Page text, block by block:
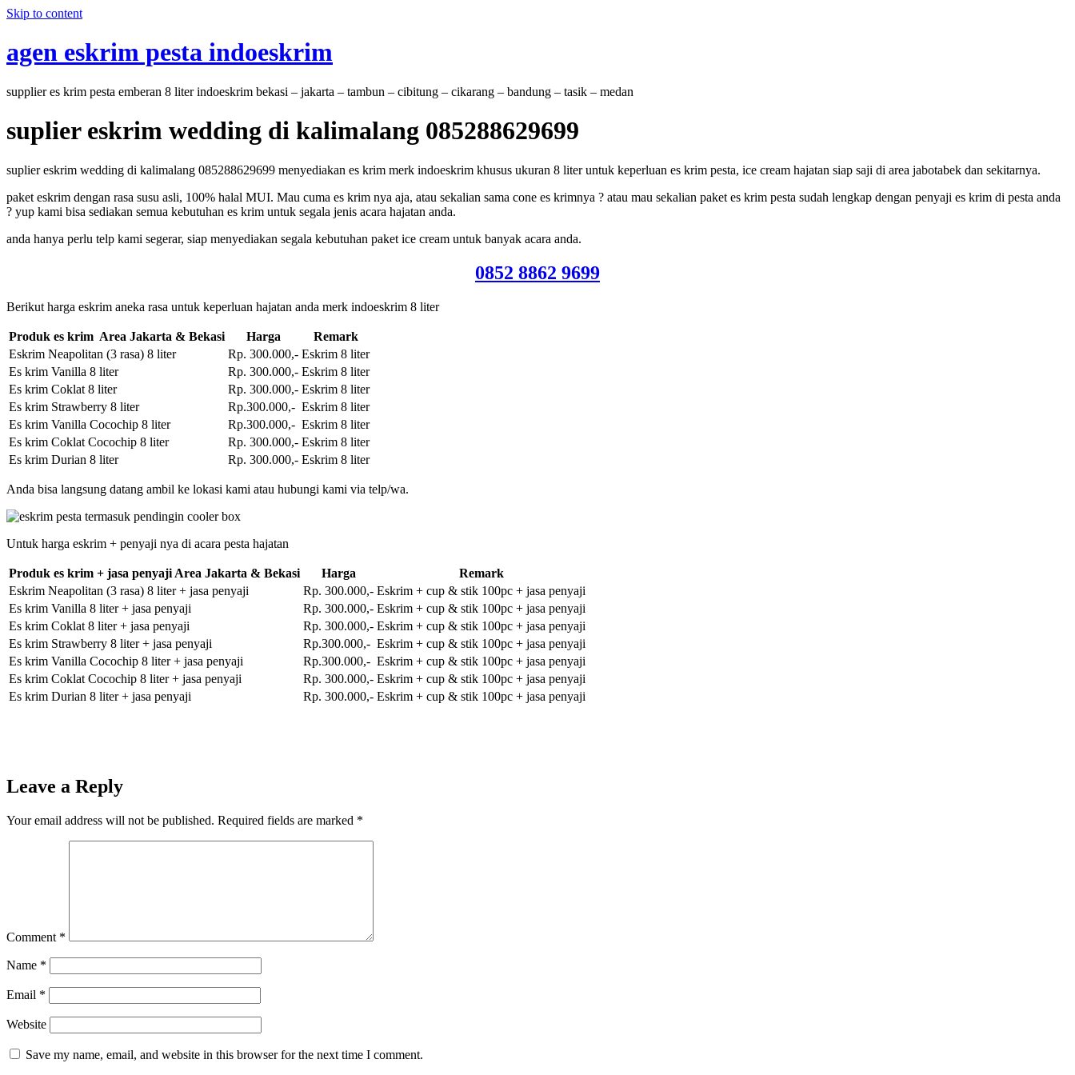
Skip to content
agen eskrim pesta indoeskrim
supplier es krim pesta emberan 8 liter indoeskrim bekasi – jakarta – tambun – cibitung – cikarang – bandung – tasik – medan
suplier eskrim wedding di kalimalang 085288629699
suplier eskrim wedding di kalimalang 085288629699 menyediakan es krim merk indoeskrim khusus ukuran 8 liter untuk keperluan es krim pesta, ice cream hajatan siap saji di area jabotabek dan sekitarnya.
paket eskrim dengan rasa susu asli, 100% halal MUI. Mau cuma es krim nya aja, atau sekalian sama cone es krimnya ? atau mau sekalian paket es krim pesta sudah lengkap dengan penyaji es krim di pesta anda
? yup kami bisa sediakan semua kebutuhan es krim untuk segala jenis acara hajatan anda.
anda hanya perlu telp kami segerar, siap menyediakan segala kebutuhan paket ice cream untuk banyak acara anda.
0852 8862 9699
Berikut harga eskrim aneka rasa untuk keperluan hajatan anda merk indoeskrim 8 liter
Produk es krim Area Jakarta & Bekasi Harga
Remark
Eskrim Neapolitan (3 rasa) 8 liter
Rp. 300.000,- Eskrim 8 liter
Es krim Vanilla 8 liter
Rp. 300.000,- Eskrim 8 liter
Es krim Coklat 8 liter
Rp. 300.000,- Eskrim 8 liter
Es krim Strawberry 8 liter
Rp.300.000,- Eskrim 8 liter
Es krim Vanilla Cocochip 8 liter
Rp.300.000,- Eskrim 8 liter
Es krim Coklat Cocochip 8 liter
Rp. 300.000,- Eskrim 8 liter
Es krim Durian 8 liter
Rp. 300.000,- Eskrim 8 liter
Anda bisa langsung datang ambil ke lokasi kami atau hubungi kami via telp/wa.
Untuk harga eskrim + penyaji nya di acara pesta hajatan
Produk es krim + jasa penyaji Area Jakarta & Bekasi Harga
Remark
Eskrim Neapolitan (3 rasa) 8 liter + jasa penyaji
Rp. 300.000,- Eskrim + cup & stik 100pc + jasa penyaji
Es krim Vanilla 8 liter + jasa penyaji
Rp. 300.000,- Eskrim + cup & stik 100pc + jasa penyaji
Es krim Coklat 8 liter + jasa penyaji
Rp. 300.000,- Eskrim + cup & stik 100pc + jasa penyaji
Es krim Strawberry 8 liter + jasa penyaji
Rp.300.000,- Eskrim + cup & stik 100pc + jasa penyaji
Es krim Vanilla Cocochip 8 liter + jasa penyaji
Rp.300.000,- Eskrim + cup & stik 100pc + jasa penyaji
Es krim Coklat Cocochip 8 liter + jasa penyaji
Rp. 300.000,- Eskrim + cup & stik 100pc + jasa penyaji
Es krim Durian 8 liter + jasa penyaji
Rp. 300.000,- Eskrim + cup & stik 100pc + jasa penyaji
Leave a Reply
Your email address will not be published. Required fields are marked *
Comment *
Name *
Email *
Website
Save my name, email, and website in this browser for the next time I comment.